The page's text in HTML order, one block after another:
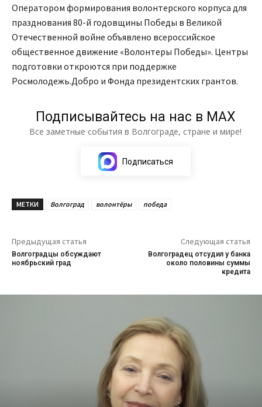
Оператором формирования волонтерского корпуса для
празднования 80-й годовщины Победы в Великой
Отечественной войне объявлено всероссийское
общественное движение «Волонтеры Победы». Центры
подготовки откроются при поддержке
Росмолодежь.Добро и Фонда президентских грантов.
Подписывайтесь на нас в МАХ
Все заметные события в Волгограде, стране и мире!
Подписаться
МЕТКИ Волгоград волонтёры победа
Предыдущая статья
Волгоградцы обсуждают
ноябрьский град
Следующая статья
Волгоградец отсудил у банка
около половины суммы
кредита